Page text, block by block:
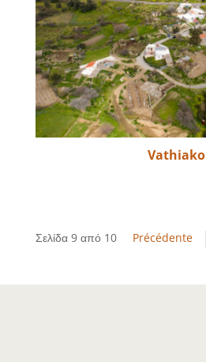
Vathiako
Σελίδα 9 από 10 Précédente